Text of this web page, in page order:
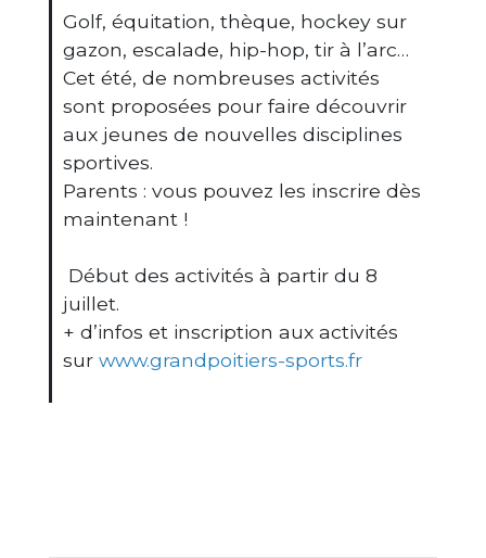
Golf, équitation, thèque, hockey sur
gazon, escalade, hip-hop, tir à l’arc…
Cet été, de nombreuses activités
sont proposées pour faire découvrir
aux jeunes de nouvelles disciplines
sportives.
Parents : vous pouvez les inscrire dès
maintenant !
Début des activités à partir du 8
juillet.
+ d’infos et inscription aux activités
sur www.grandpoitiers-sports.fr